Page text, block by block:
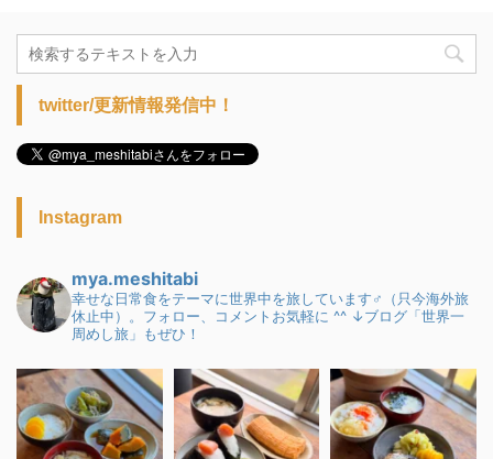
twitter/更新情報発信中！
Instagram
mya.meshitabi
幸せな日常食をテーマに世界中を旅しています♂（只今海外旅
休止中）。フォロー、コメントお気軽に ^^ ↓ブログ「世界一
周めし旅」もぜひ！